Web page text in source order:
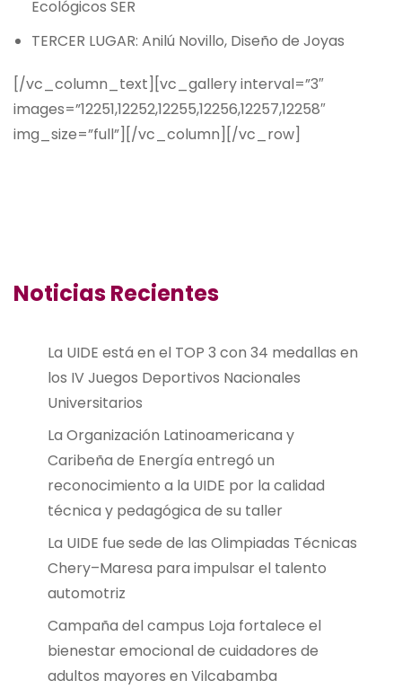
Ecológicos SER
TERCER LUGAR: Anilú Novillo, Diseño de Joyas
[/vc_column_text][vc_gallery interval=”3″
images=”12251,12252,12255,12256,12257,12258″
img_size=”full”][/vc_column][/vc_row]
Noticias Recientes
La UIDE está en el TOP 3 con 34 medallas en
los IV Juegos Deportivos Nacionales
Universitarios
La Organización Latinoamericana y
Caribeña de Energía entregó un
reconocimiento a la UIDE por la calidad
técnica y pedagógica de su taller
La UIDE fue sede de las Olimpiadas Técnicas
Chery–Maresa para impulsar el talento
automotriz
Campaña del campus Loja fortalece el
bienestar emocional de cuidadores de
adultos mayores en Vilcabamba